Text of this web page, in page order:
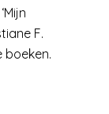
F.
boeken.